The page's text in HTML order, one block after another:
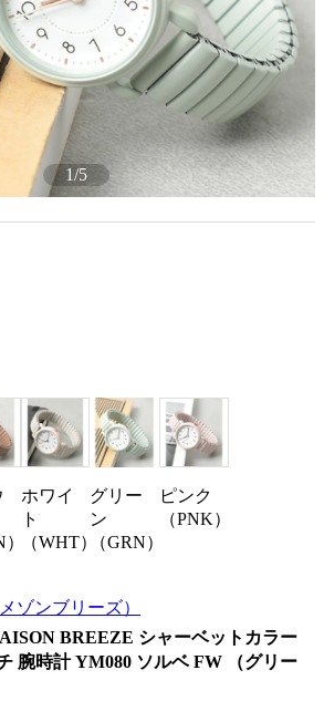
1/5
ホワイ
ト
（WHT）
グリー
ン
（GRN）
ピンク
（PNK）
メゾンブリーズ）
BREEZE シャーベットカラー
腕時計 YM080 ソルベ FW （グリー